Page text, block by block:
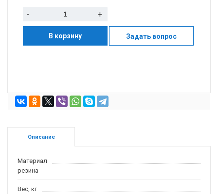
- +
В корзину Задать вопрос
Описание
Материал
резина
Вес, кг